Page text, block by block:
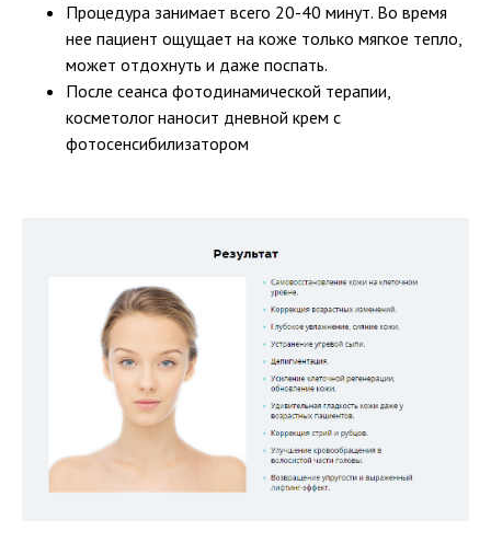
Процедура занимает всего 20-40 минут. Во время
нее пациент ощущает на коже только мягкое тепло,
может отдохнуть и даже поспать.
После сеанса фотодинамической терапии,
косметолог наносит дневной крем с
фотосенсибилизатором